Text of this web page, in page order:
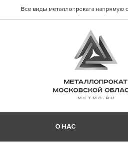
Все виды металлопроката напрямую
О НАС